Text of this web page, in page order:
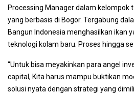
Processing Manager dalam kelompok
yang berbasis di Bogor. Tergabung
Bangun Indonesia menghasilkan ikan
teknologi kolam baru. Proses hingga
“Untuk bisa meyakinkan para angel
capital, Kita harus mampu buktikan
solusi nyata dengan strategi yang